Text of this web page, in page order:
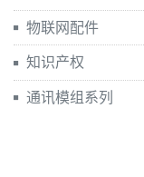
物联网配件
知识产权
通讯模组系列